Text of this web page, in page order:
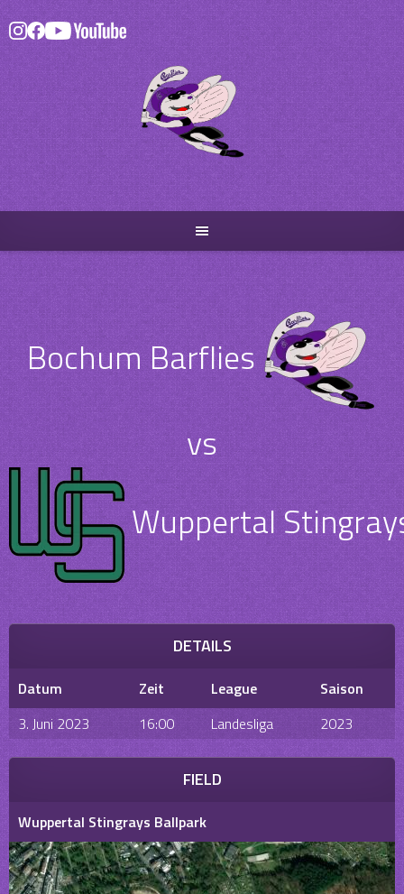
Skip
to
content
Bochum Barflies
vs
Wuppertal
DETAILS
Datum Zeit League
Saison
3. Juni 2023
16:00 Landesliga 2023
FIELD
Wuppertal Stingrays Ballpark